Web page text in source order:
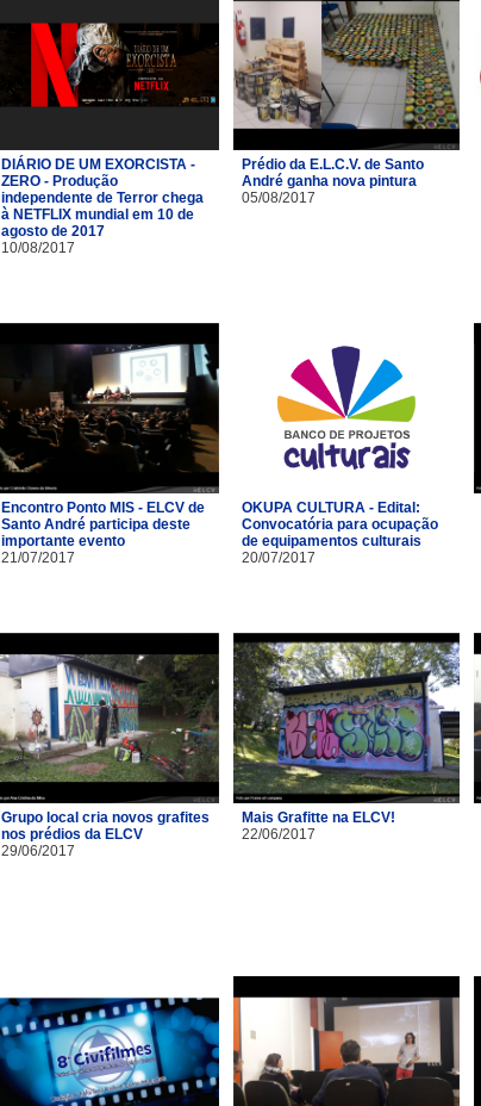
DIÁRIO DE UM EXORCISTA -
ZERO - Produção
independente de Terror chega
à NETFLIX mundial em 10 de
agosto de 2017
10/08/2017
Prédio da E.L.C.V. de Santo
André ganha nova pintura
05/08/2017
Encontro Ponto MIS - ELCV de
Santo André participa deste
importante evento
21/07/2017
OKUPA CULTURA - Edital:
Convocatória para ocupação
de equipamentos culturais
20/07/2017
Grupo local cria novos grafites
nos prédios da ELCV
29/06/2017
Mais Grafitte na ELCV!
22/06/2017